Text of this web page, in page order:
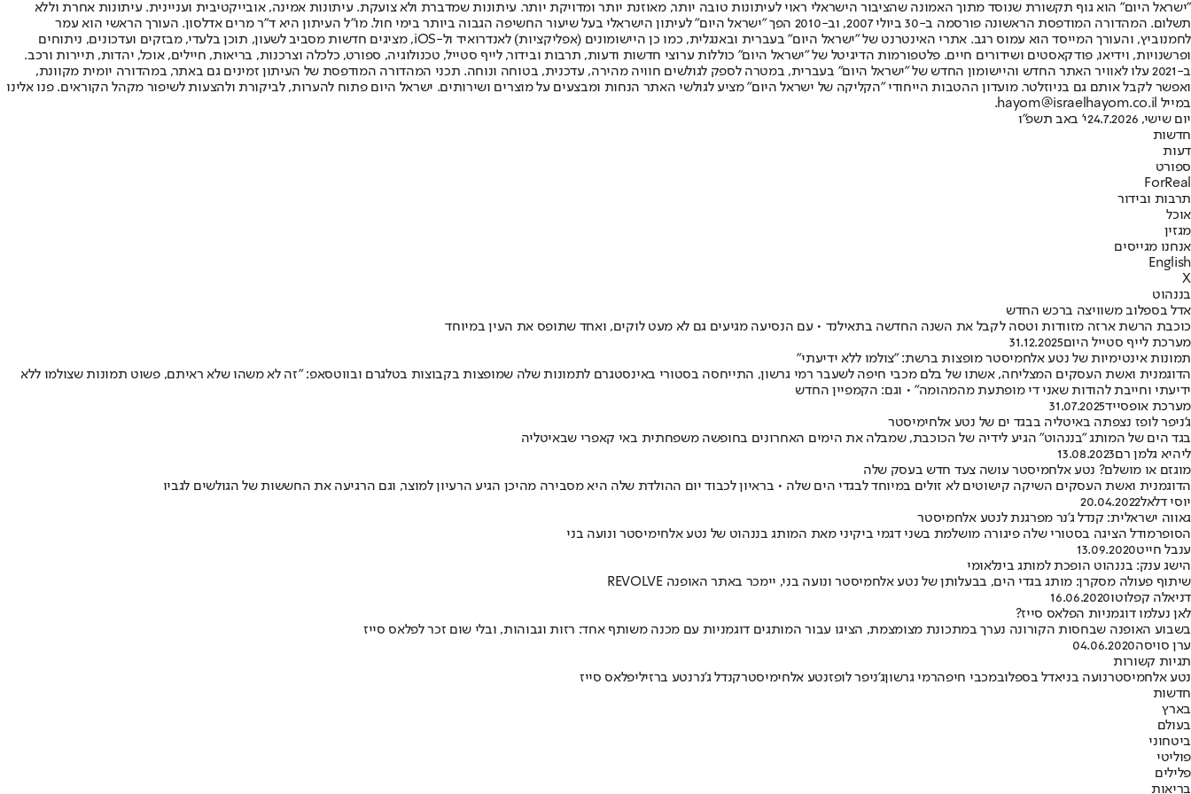
"ישראל היום" הוא גוף תקשורת שנוסד מתוך האמונה שהציבור הישראלי ראוי לעיתונות טובה יותר, מאוזנת יותר ומדויקת יותר. עיתונות שמדברת ולא צועקת. עיתונות אמינה, אובייקטיבית ועניינית. עיתונות אחרת וללא
תשלום. המהדורה המודפסת הראשונה פורסמה ב-30 ביולי 2007, וב-2010 הפך "ישראל היום" לעיתון הישראלי בעל שיעור החשיפה הגבוה ביותר בימי חול. מו"ל העיתון היא ד"ר מרים אדלסון. העורך הראשי הוא עמר
לחמנוביץ, והעורך המייסד הוא עמוס רגב. אתרי האינטרנט של "ישראל היום" בעברית ובאנגלית, כמו כן היישומונים (אפליקציות) לאנדרואיד ול-iOS, מציגים חדשות מסביב לשעון, תוכן בלעדי, מבזקים ועדכונים, ניתוחים
ופרשנויות, וידיאו, פודקאסטים ושידורים חיים. פלטפורמות הדיגיטל של "ישראל היום" כוללות ערוצי חדשות ודעות, תרבות ובידור, לייף סטייל, טכנולוגיה, ספורט, כלכלה וצרכנות, בריאות, חיילים, אוכל, יהדות, תיירות ורכב.
ב-2021 עלו לאוויר האתר החדש והיישומון החדש של "ישראל היום" בעברית, במטרה לספק לגולשים חוויה מהירה, עדכנית, בטוחה ונוחה. תכני המהדורה המודפסת של העיתון זמינים גם באתר, במהדורה יומית מקוונת,
ואפשר לקבל אותם גם בניוזלטר. מועדון ההטבות הייחודי "הקליקה של ישראל היום" מציע לגולשי האתר הנחות ומבצעים על מוצרים ושירותים. ישראל היום פתוח להערות, לביקורת ולהצעות לשיפור מקהל הקוראים. פנו אלינו
במייל hayom@israelhayom.co.il.
יום שישי, 24.7.2026
י' באב תשפ"ו
חדשות
דעות
ספורט
ForReal
תרבות ובידור
אוכל
מגזין
אנחנו מגייסים
English
X
בננהוט
אדל בספלוב משוויצה ברכש החדש
כוכבת הרשת ארזה מזוודות וטסה לקבל את השנה החדשה בתאילנד • עם הנסיעה מגיעים גם לא מעט לוקים, ואחד שתופס את העין במיוחד
מערכת לייף סטייל היום31.12.2025
תמונות אינטימיות של נטע אלחמיסטר מופצות ברשת: "צולמו ללא ידיעתי"
הדוגמנית ואשת העסקים המצליחה, אשתו של בלם מכבי חיפה לשעבר רמי גרשון, התייחסה בסטורי באינסטגרם לתמונות שלה שמופצות בקבוצות בטלגרם ובווטסאפ: "זה לא משהו שלא ראיתם, פשוט תמונות שצולמו ללא
ידיעתי וחייבת להודות שאני די מופתעת מהמהומה" • וגם: הקמפיין החדש
מערכת אופסייד31.07.2025
ג'ניפר לופז נצפתה באיטליה בבגד ים של נטע אלחימיסטר
בגד הים של המותג "בננהוט" הגיע לידיה של הכוכבת, שמבלה את הימים האחרונים בחופשה משפחתית באי קאפרי שבאיטליה
ליהיא גלמן רם13.08.2023
מוגזם או מושלם? נטע אלחמיסטר עושה צעד חדש בעסק שלה
הדוגמנית ואשת העסקים השיקה קישוטים לא זולים במיוחד לבגדי הים שלה • בראיון לכבוד יום ההולדת שלה היא מסבירה מהיכן הגיע הרעיון למוצר, וגם הרגיעה את החששות של הגולשים לגביו
יוסי דלאל20.04.2022
גאווה ישראלית: קנדל ג'נר מפרגנת לנטע אלחמיסטר
הסופרמודל הציגה בסטורי שלה פיגורה מושלמת בשני דגמי ביקיני מאת המותג בננהוט של נטע אלחימיסטר ונועה בני
ענבל חייט13.09.2020
הישג ענק: בננהוט הופכת למותג בינלאומי
שיתוף פעולה מסקרן: מותג בגדי הים, בבעלותן של נטע אלחמיסטר ונועה בני, יימכר באתר האופנה REVOLVE
דניאלה קפלוטו16.06.2020
לאן נעלמו דוגמניות הפלאס סייז?
בשבוע האופנה שבחסות הקורונה נערך במתכונת מצומצמת, הציגו עבור המותגים דוגמניות עם מכנה משותף אחד: רזות וגבוהות, ובלי שום זכר לפלאס סייז
ערן סויסה04.06.2020
תגיות קשורות
נטע אלחמיסטרנועה בניאדל בספלובמכבי חיפהרמי גרשוןג'ניפר לופזנטע אלחימיסטרקנדל ג'נרנטע ברזיליפלאס סייז
חדשות
בארץ
בעולם
ביטחוני
פוליטי
פלילים
בריאות